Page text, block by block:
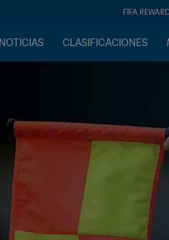
FIFA
NOTICIAS CLASIFICACIONES